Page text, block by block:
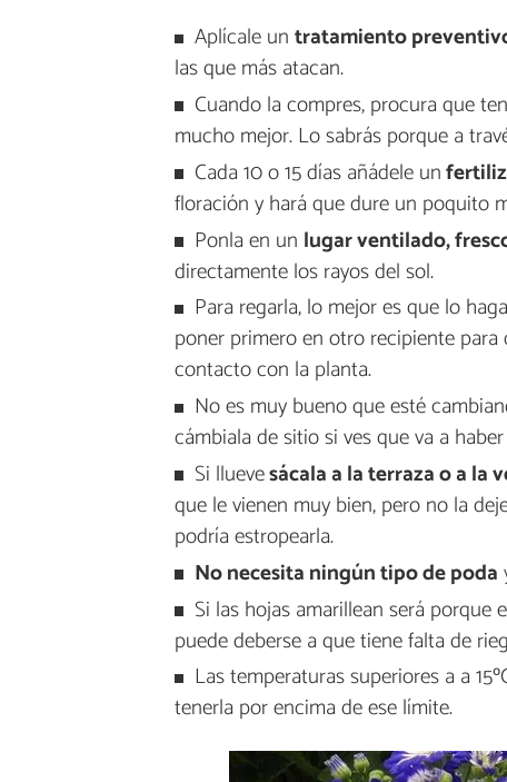
Aplícale untratamiento
las que más atacan.
Cuando la compres, procura que
mucho mejor. Lo sabrás porque a
Cada 10 o 15 días añádele un
floración y hará que dure un poquito
Ponla en un lugar ventilado,
directamente los rayos del sol.
Para regarla, lo mejor es que lo
poner primero en otro recipiente
contacto con la planta.
No es muy bueno que esté
cámbiala de sitio si ves que va a
Si lluevesácala a la terraza o a la
que le vienen muy bien, pero no la
podría estropearla.
No necesita ningún tipo de poda
Si las hojas amarillean será porque
puede deberse a que tiene falta de
Las temperaturas superiores a a
tenerla por encima de ese límite.